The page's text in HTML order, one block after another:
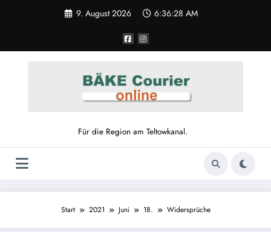
9. August 2026 6:36:28 AM
Für die Region am Teltowkanal.
Start 2021 Juni 18. Widersprüche